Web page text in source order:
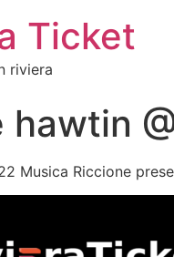
Ticket
riviera
hawtin
Musica Riccione